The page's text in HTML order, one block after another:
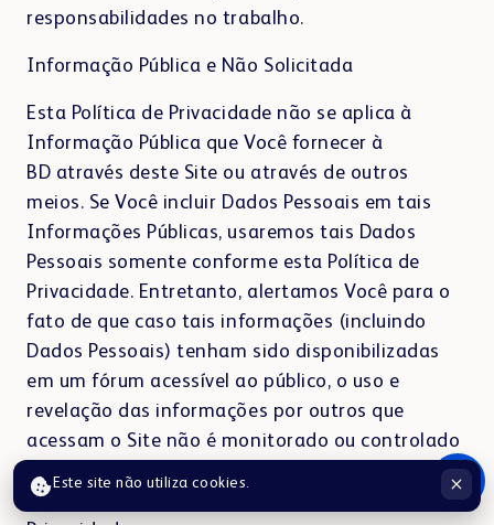
responsabilidades no trabalho.
Informação Pública e Não Solicitada
Esta Política de Privacidade não se aplica à
Informação Pública que Você fornecer à
BD através deste Site ou através de outros
meios. Se Você incluir Dados Pessoais em tais
Informações Públicas, usaremos tais Dados
Pessoais somente conforme esta Política de
Privacidade. Entretanto, alertamos Você para o
fato de que caso tais informações (incluindo
Dados Pessoais) tenham sido disponibilizadas
em um fórum acessível ao público, o uso e
revelação das informações por outros que
acessam o Site não é monitorado ou controlado
de nenhuma maneira pela BD, nem suas
atividades são regidas por esta Política de
Este site não utiliza cookies.